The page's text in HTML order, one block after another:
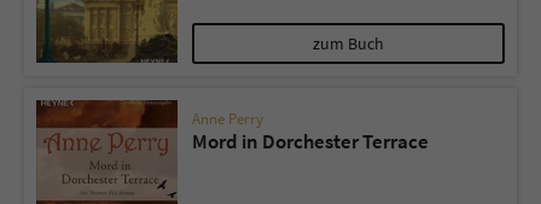
zum Buch
Anne Perry
Mord in Dorchester Terrace